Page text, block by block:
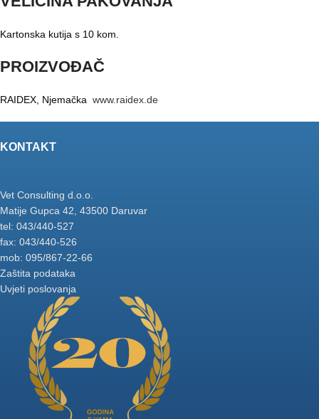
Kartonska kutija s 10 kom.
PROIZVOĐAČ
RAIDEX, Njemačka www.raidex.de
KONTAKT
Vet Consulting d.o.o.
Matije Gupca 42, 43500 Daruvar
tel: 043/440-527
fax: 043/440-526
mob: 095/867-22-66
Zaštita podataka
Uvjeti poslovanja